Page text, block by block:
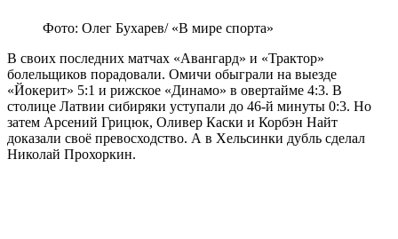
Фото: Олег Бухарев/ «В мире спорта»
В своих последних матчах «Авангард» и «Трактор»
болельщиков порадовали. Омичи обыграли на выезде
«Йокерит» 5:1 и рижское «Динамо» в овертайме 4:3. В
столице Латвии сибиряки уступали до 46-й минуты 0:3. Но
затем Арсений Грицюк, Оливер Каски и Корбэн Найт
доказали своё превосходство. А в Хельсинки дубль сделал
Николай Прохоркин.